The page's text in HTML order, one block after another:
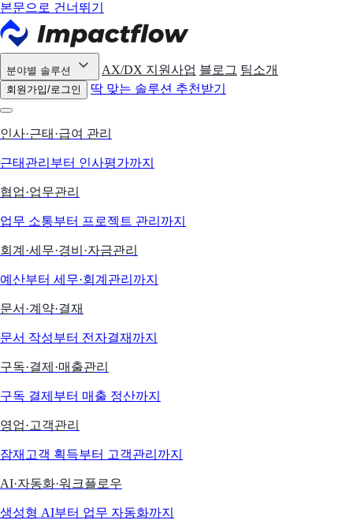
본문으로 건너뛰기
분야별 솔루션 AX/DX 지원사업 블로그 팀소개
회원가입/로그인 딱 맞는 솔루션 추천받기
인사·근태·급여 관리
근태관리부터 인사평가까지
협업·업무관리
업무 소통부터 프로젝트 관리까지
회계·세무·경비·자금관리
예산부터 세무·회계관리까지
문서·계약·결재
문서 작성부터 전자결재까지
구독·결제·매출관리
구독 결제부터 매출 정산까지
영업·고객관리
잠재고객 획득부터 고객관리까지
AI·자동화·워크플로우
생성형 AI부터 업무 자동화까지